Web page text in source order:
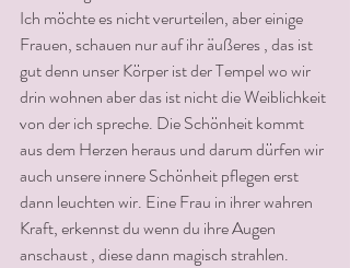
Ich möchte es nicht verurteilen, aber einige
Frauen, schauen nur auf ihr äußeres , das ist
gut denn unser Körper ist der Tempel wo wir
drin wohnen aber das ist nicht die Weiblichkeit
von der ich spreche. Die Schönheit kommt
aus dem Herzen heraus und darum dürfen wir
auch unsere innere Schönheit pflegen erst
dann leuchten wir. Eine Frau in ihrer wahren
Kraft, erkennst du wenn du ihre Augen
anschaust , diese dann magisch strahlen.